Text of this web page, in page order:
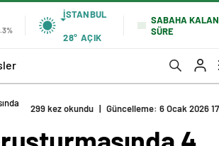
İSTANBUL
28° AÇIK
SABAHA KALAN
SÜRE
4 ismin testi pozitif çıktı
4